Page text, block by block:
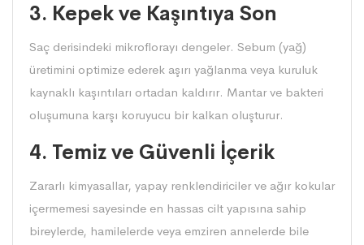
3. Kepek ve Kaşıntıya Son
Saç derisindeki mikroflorayı dengeler. Sebum (yağ)
üretimini optimize ederek aşırı yağlanma veya kuruluk
kaynaklı kaşıntıları ortadan kaldırır. Mantar ve bakteri
oluşumuna karşı koruyucu bir kalkan oluşturur.
4. Temiz ve Güvenli İçerik
Zararlı kimyasallar, yapay renklendiriciler ve ağır kokular
içermemesi sayesinde en hassas cilt yapısına sahip
bireylerde, hamilelerde veya emziren annelerde bile